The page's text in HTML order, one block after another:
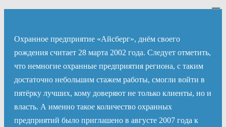
Перейти
содержимому
Охранное предприятие «Айсберг», днём своего
рождения считает 28 марта 2002 года. Следует отметить,
что немногие охранные предприятия региона, с таким
достаточно небольшим стажем работы, смогли войти в
пятёрку лучших, кому доверяют не только клиенты, но и
власть. А именно такое количество охранных
предприятий было приглашено в августе 2007 года к